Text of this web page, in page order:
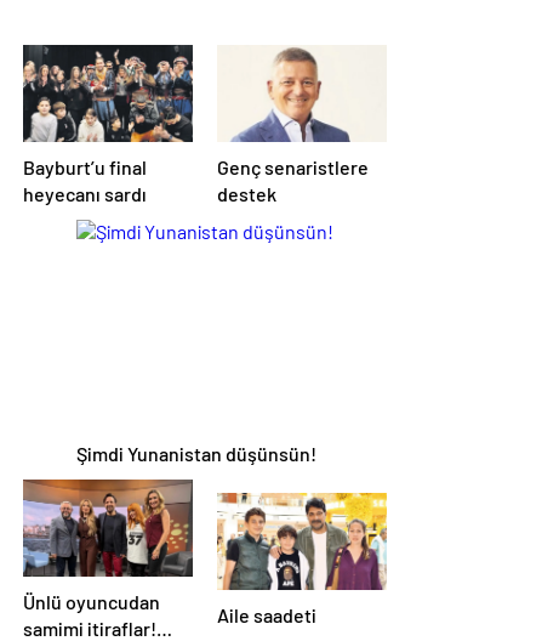
Bayburt’u final
heyecanı sardı
Genç senaristlere
destek
Şimdi Yunanistan düşünsün!
Ünlü oyuncudan
samimi itiraflar!
Aile saadeti